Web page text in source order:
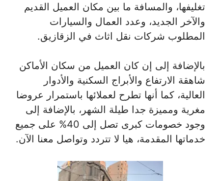
تغليفها، والمسافة ما بين مكان العميل القديم
والآخر الجديد، وعدد العمال والسيارات
المطلوب شركات نقل اثاث في الزقازيق.
بالإضافة إلى إن كان العميل من سكان الأماكن
شاهقة الارتفاع والأبراج السكنية والأدوار
العالية، كما أنها تطرح لعملائها باستمرار عروضا
مغرية ومميزة جدا طيلة الشهر، بالإضافة إلى
وجود خصومات كبرى تصل إلى 40% على جميع
خدماتها المقدمة، هيا لا تتردد وتواصل معنا الآن.